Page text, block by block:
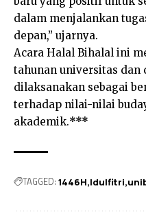
dalam menjalankan
depan,” ujarnya.
Acara Halal Bihalal ini
tahunan universitas dan
dilaksanakan sebagai
terhadap nilai-nilai
akademik.***
TAGGED: 1446H Idulfitri